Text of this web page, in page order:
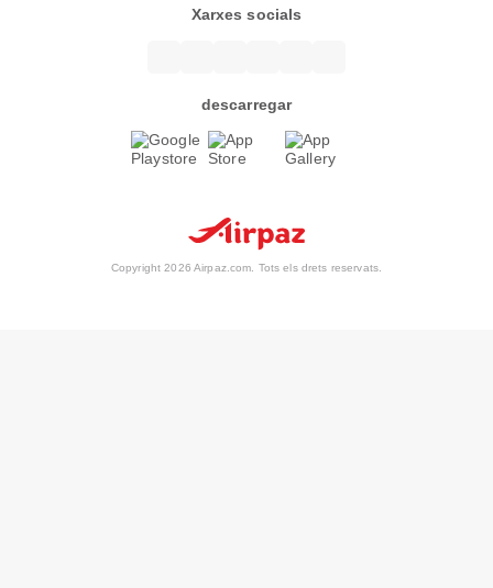
Xarxes socials
descarregar
Copyright 2026 Airpaz.com. Tots els drets reservats.